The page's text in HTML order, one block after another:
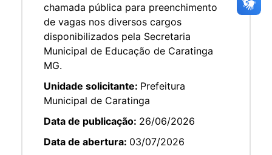
chamada pública para preenchimento
de vagas nos diversos cargos
disponibilizados pela Secretaria
Municipal de Educação de Caratinga
MG.
Unidade solicitante: Prefeitura
Municipal de Caratinga
Data de publicação: 26/06/2026
Data de abertura: 03/07/2026